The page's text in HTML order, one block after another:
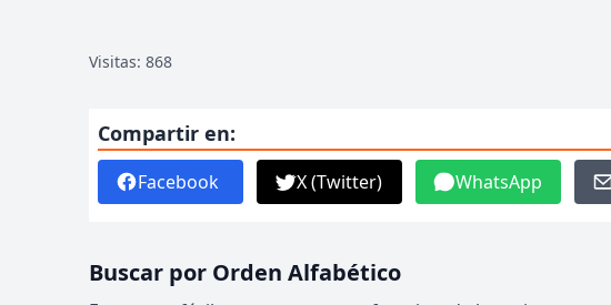
Visitas: 868
Compartir en:
Facebook X (Twitter) WhatsApp
Buscar por Orden Alfabético